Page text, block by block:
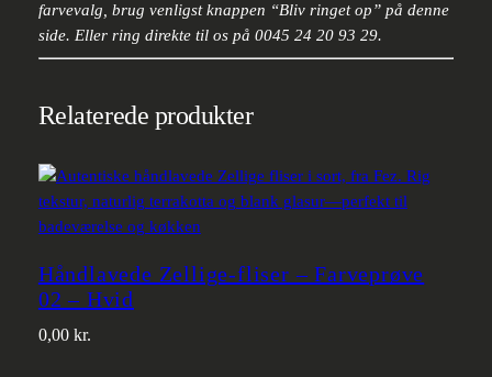
farvevalg, brug venligst knappen “Bliv ringet op” på denne
side. Eller ring direkte til os på 0045 24 20 93 29.
Relaterede produkter
Håndlavede Zellige-fliser – Farveprøve
02 – Hvid
0,00 kr.